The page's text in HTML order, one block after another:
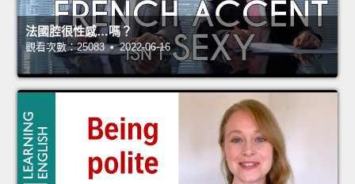
法國腔很性感…嗎？
觀看次數：25083 • 2022-06-16